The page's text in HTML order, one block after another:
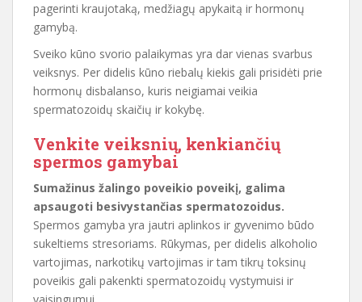
pagerinti kraujotaką, medžiagų apykaitą ir hormonų
gamybą.
Sveiko kūno svorio palaikymas yra dar vienas svarbus
veiksnys. Per didelis kūno riebalų kiekis gali prisidėti prie
hormonų disbalanso, kuris neigiamai veikia
spermatozoidų skaičių ir kokybę.
Venkite veiksnių, kenkiančių
spermos gamybai
Sumažinus žalingo poveikio poveikį, galima
apsaugoti besivystančias spermatozoidus.
Spermos gamyba yra jautri aplinkos ir gyvenimo būdo
sukeltiems stresoriams. Rūkymas, per didelis alkoholio
vartojimas, narkotikų vartojimas ir tam tikrų toksinų
poveikis gali pakenkti spermatozoidų vystymuisi ir